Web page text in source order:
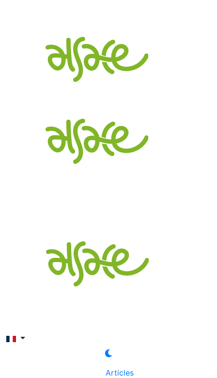
Articles